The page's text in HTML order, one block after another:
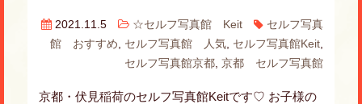
2021.11.5 ☆セルフ写真館 Keit
セルフ写真
館 おすすめ
セルフ写真館 人気 セルフ写真館Keit
セルフ写真館京都 ,京都 セルフ写真館
京都・伏見稲荷のセルフ写真館Keitです♡ お子様の